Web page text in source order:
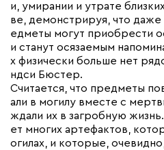
и, умирании и утрате
ве, демонстрируя, что
едметы могут приобрести
и станут осязаемым
х физически больше нет
ндси Бюстер.
Считается, что предметы
али в могилу вместе с
ждали их в загробную
ет многих артефактов,
огилах, и которые,